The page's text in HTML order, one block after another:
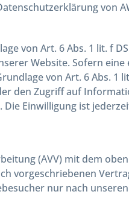
von
von Art. 6 Abs. 1 lit. f
Website. Sofern
von Art. 6 Abs. 1
den Zugriff auf
Die Einwilligung ist
(AVV) mit dem
vorgeschriebenen
nur nach